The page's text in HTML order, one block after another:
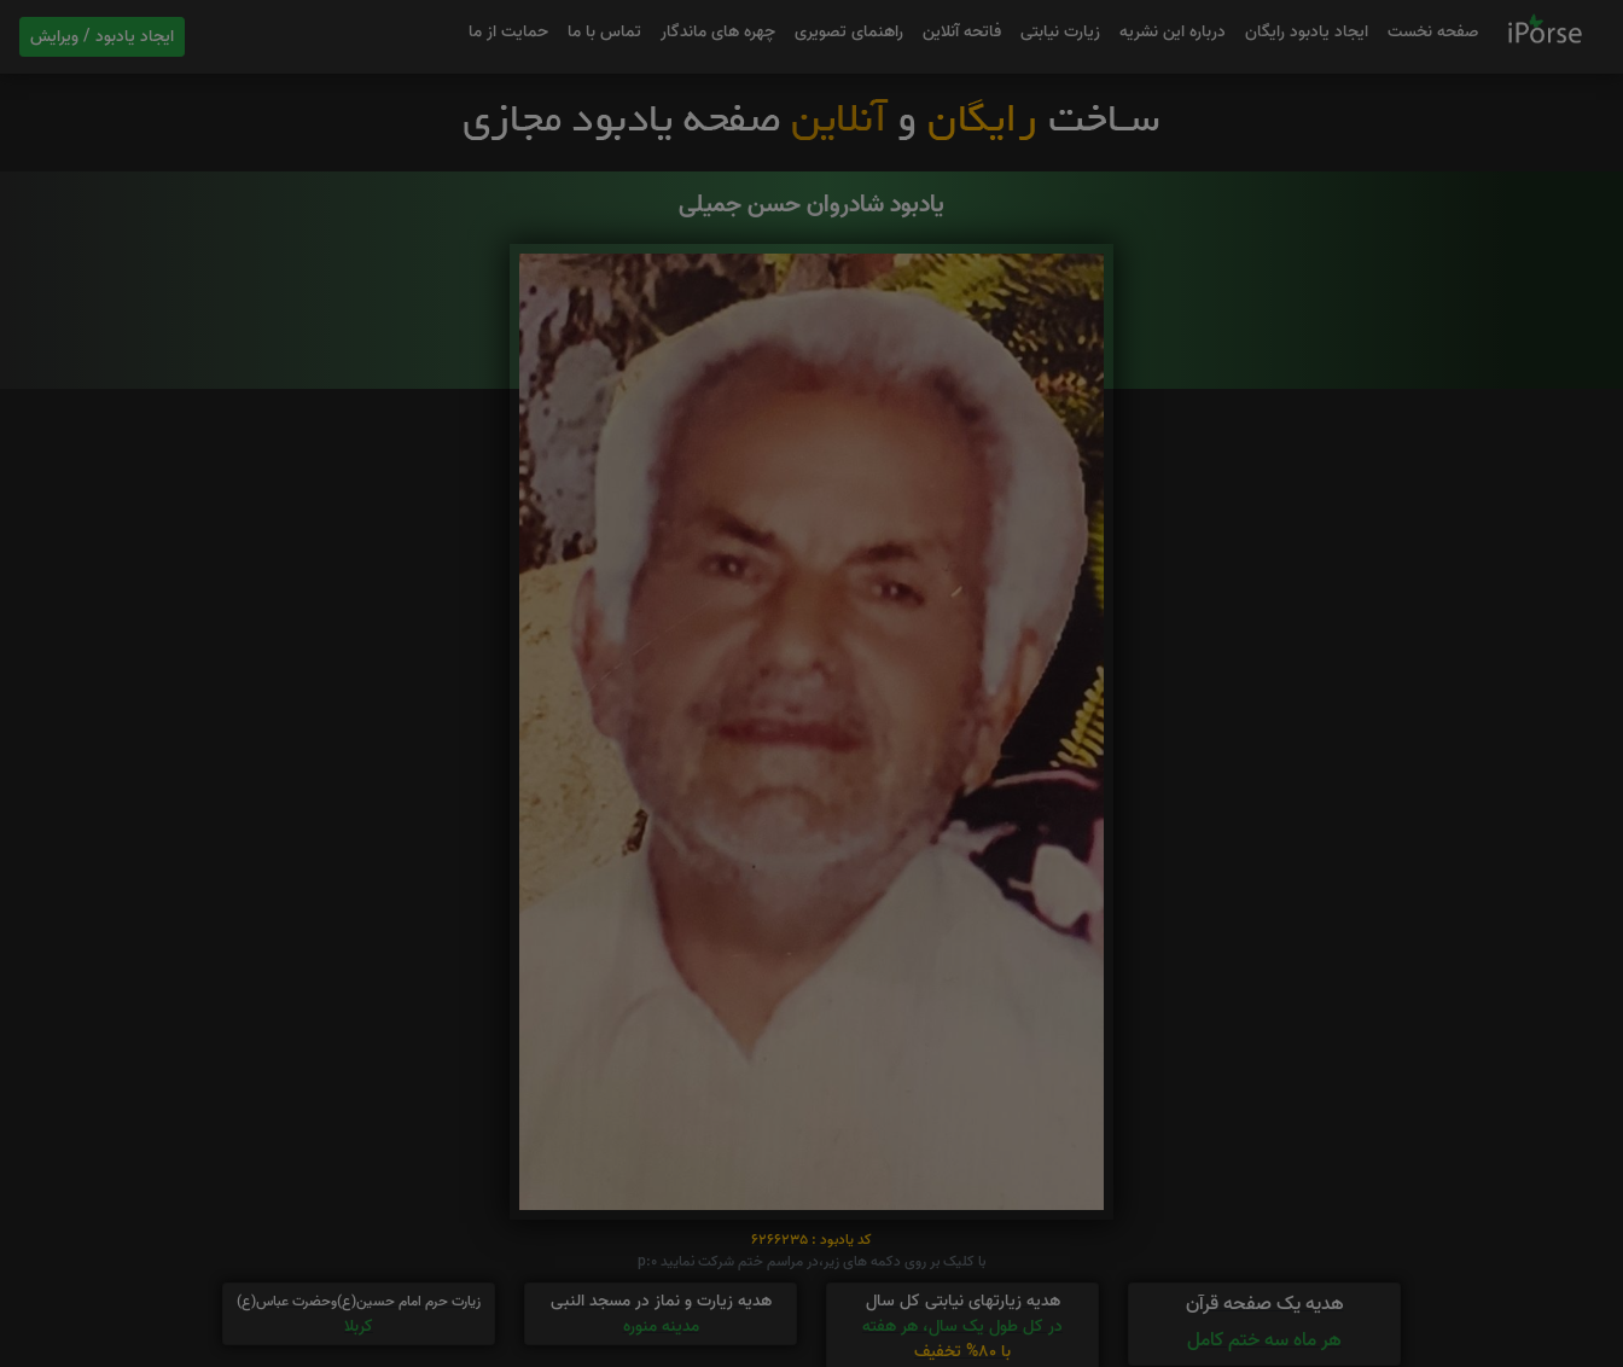
ایجاد یادبود / ویرایش صفحه نخست ایجاد یادبود رایگان درباره این نشریه زیارت نیابتی فاتحه آنلاین راهنمای تصویری چهره های ماندگار تماس با ما حمایت از ما
یادبود شادروان حسن جمیلی
کد یادبود : 6266235
با کلیک بر روی دکمه های زیر،در مراسم ختم شرکت نمایید p:0
هدیه یک صفحه قرآن
هر ماه سه ختم کامل
هدیه زیارتهای نیابتی کل سال
در کل طول یک سال، هر هفته
با 80% تخفیف
هدیه زیارت و نماز در مسجد النبی
مدینه منوره
زیارت حرم امام حسین(ع)وحضرت عباس(ع)
کربلا